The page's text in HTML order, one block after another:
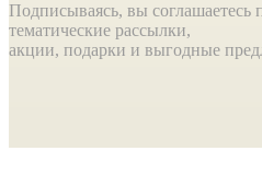
Подписываясь, вы
тематические рассылки,
акции, подарки и выгодные